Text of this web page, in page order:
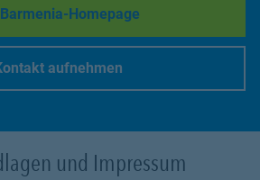
Homepage
Link Opens in New Tab
aufnehmen
und Impressum